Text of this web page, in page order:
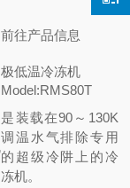
前往产品信息
极低温冷冻机
Model:RMS80T
是装载在90～130K
调温水气排除专用
的超级冷阱上的冷
冻机。